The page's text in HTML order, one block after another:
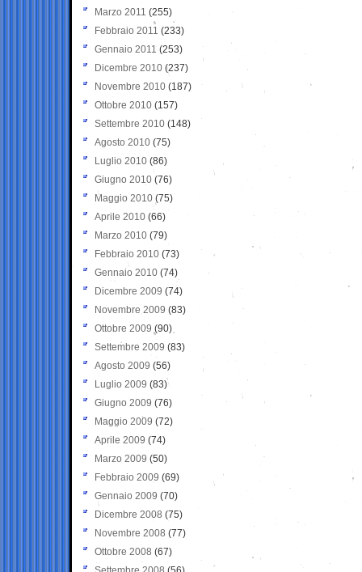
Marzo 2011 (255)
Febbraio 2011 (233)
Gennaio 2011 (253)
Dicembre 2010 (237)
Novembre 2010 (187)
Ottobre 2010 (157)
Settembre 2010 (148)
Agosto 2010 (75)
Luglio 2010 (86)
Giugno 2010 (76)
Maggio 2010 (75)
Aprile 2010 (66)
Marzo 2010 (79)
Febbraio 2010 (73)
Gennaio 2010 (74)
Dicembre 2009 (74)
Novembre 2009 (83)
Ottobre 2009 (90)
Settembre 2009 (83)
Agosto 2009 (56)
Luglio 2009 (83)
Giugno 2009 (76)
Maggio 2009 (72)
Aprile 2009 (74)
Marzo 2009 (50)
Febbraio 2009 (69)
Gennaio 2009 (70)
Dicembre 2008 (75)
Novembre 2008 (77)
Ottobre 2008 (67)